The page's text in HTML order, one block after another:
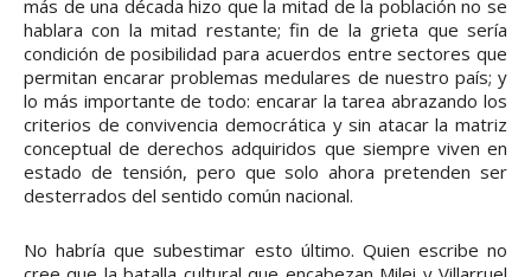
más de una década hizo que la mitad de la población no se
hablara con la mitad restante; fin de la grieta que sería
condición de posibilidad para acuerdos entre sectores que
permitan encarar problemas medulares de nuestro país; y
lo más importante de todo: encarar la tarea abrazando los
criterios de convivencia democrática y sin atacar la matriz
conceptual de derechos adquiridos que siempre viven en
estado de tensión, pero que solo ahora pretenden ser
desterrados del sentido común nacional.
No habría que subestimar esto último. Quien escribe no